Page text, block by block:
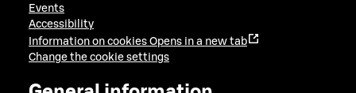
Events
Accessibility
Information on cookies Opens in a new tab
Change the cookie settings